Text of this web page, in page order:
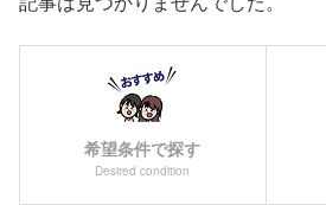
希望条件で探す
Desired condition